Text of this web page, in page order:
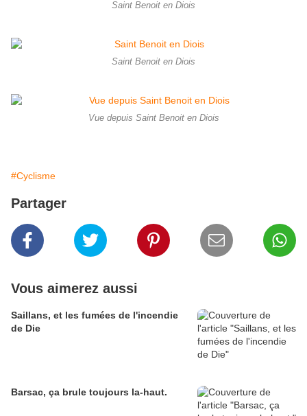
Saint Benoit en Diois
Saint Benoit en Diois
Vue depuis Saint Benoit en Diois
#Cyclisme
Partager
Vous aimerez aussi
Saillans, et les fumées de l'incendie
de Die
Barsac, ça brule toujours la-haut.